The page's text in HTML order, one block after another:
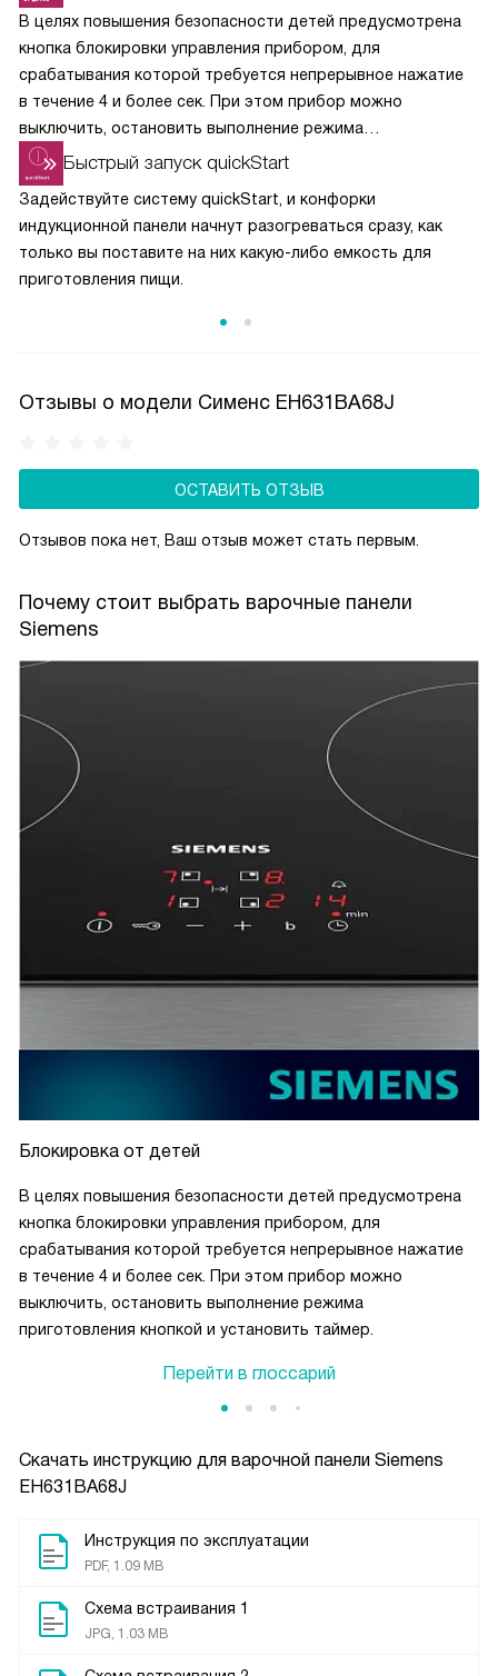
Скачать инструкцию для варочной панели Siemens
EH631BA68J
Инструкция по эксплуатации
PDF, 1.09 MB
Схема встраивания 1
JPG, 1.03 MB
В целях повышения безопасности детей предусмотрена
кнопка блокировки управления прибором, для
срабатывания которой требуется непрерывное нажатие
в течение 4 и более сек. При этом прибор можно
выключить, остановить выполнение режима
приготовления кнопкой и установить таймер.
Быстрый запуск quickStart
Задействуйте систему quickStart, и конфорки
индукционной панели начнут разогреваться сразу, как
только вы поставите на них какую-либо емкость для
приготовления пищи.
Отзывы о модели Сименс EH631BA68J
ОСТАВИТЬ ОТЗЫВ
Отзывов пока нет, Ваш отзыв может стать первым.
Почему стоит выбрать варочные панели
Siemens
Блокировка от детей
В целях повышения безопасности детей предусмотрена
кнопка блокировки управления прибором, для
срабатывания которой требуется непрерывное нажатие
в течение 4 и более сек. При этом прибор можно
выключить, остановить выполнение режима
приготовления кнопкой и установить таймер.
Перейти в глоссарий